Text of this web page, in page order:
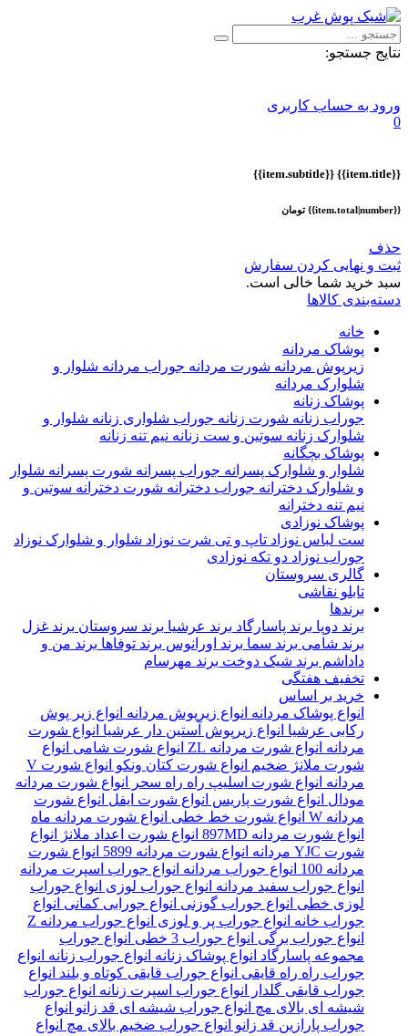
نتایج جستجو:
ورود به حساب کاربری
0
{{item.title}}
{{item.subtitle}}
{{item.total|number}} تومان
حذف
ثبت و نهایی کردن سفارش
سبد خرید شما خالی است.
دسته‌بندی کالاها
خانه
پوشاک مردانه
زیرپوش مردانه شورت مردانه جوراب مردانه شلوار و
شلوارک مردانه
پوشاک زنانه
جوراب زنانه شورت زنانه جوراب شلواری زنانه شلوار و
شلوارک زنانه سوتین و ست زنانه نیم تنه زنانه
پوشاک بچگانه
شلوار و شلوارک پسرانه جوراب پسرانه شورت پسرانه شلوار
و شلوارک دخترانه جوراب دخترانه شورت دخترانه سوتین و
نیم تنه دخترانه
پوشاک نوزادی
ست لباس نوزاد تاپ و تی شرت نوزاد شلوار و شلوارک نوزاد
جوراب نوزاد دو تکه نوزادی
گالری سروستان
تابلو نقاشی
برندها
برند دوپا برند پاسارگاد برند عرشیا برند سروستان برند غزل
برند شامی برند سما برند اورانوس برند توفاها برند من و
داداشم برند شیک دوخت برند مهرسام
تخفیف هفتگی
خرید بر اساس
انواع پوشاک مردانه انواع زیرپوش مردانه انواع زیر پوش
رکابی عرشیا انواع زیرپوش آستین دار عرشیا انواع شورت
مردانه انواع شورت مردانه ZL انواع شورت شامی انواع
شورت ملانژ ضخیم
انواع شورت کتان ونکو
انواع شورت V
مردانه انواع شورت اسلیپ راه راه سحر
انواع شورت مردانه
مودال انواع شورت پاریس انواع شورت ایفل انواع شورت
مردانه W
انواع شورت خط خطی انواع شورت مردانه ماه
انواع شورت مردانه 897MD
انواع شورت اعداد ملانژ
انواع
شورت YJC مردانه
انواع شورت مردانه 5899
انواع شورت
مردانه 100
انواع جوراب مردانه انواع جوراب اسپرت مردانه
انواع جوراب سفید مردانه انواع جوراب لوزی انواع جوراب
لوزی خطی انواع جوراب گوزنی انواع جورابی کمانی انواع
جوراب خانه انواع جوراب پر و لوزی انواع جوراب مردانه Z
انواع جوراب برگی انواع جوراب 3 خطی
انواع جوراب
مجموعه پاسارگاد انواع پوشاک زنانه انواع جوراب زنانه انواع
جوراب راه راه قایقی انواع جوراب قایقی کوتاه و بلند انواع
جوراب قایقی گلدار
انواع جوراب اسپرت زنانه انواع جوراب
شیشه ای بالای مچ انواع جوراب شیشه ای قد زانو انواع
جوراب پارازین قد زانو انواع جوراب ضخیم بالای مچ انواع